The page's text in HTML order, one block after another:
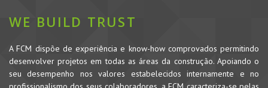
WE BUILD TRUST
A FCM dispõe de experiência e know-how comprovados permitindo
desenvolver projetos em todas as áreas da construção. Apoiando o
seu desempenho nos valores estabelecidos internamente e no